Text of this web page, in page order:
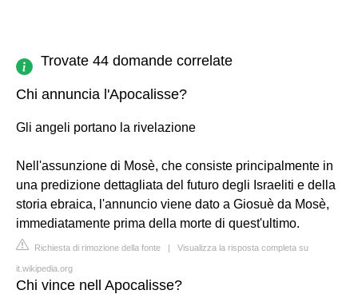
Trovate 44 domande correlate
Chi annuncia l'Apocalisse?
Gli angeli portano la rivelazione
Nell'assunzione di Mosè, che consiste principalmente in
una predizione dettagliata del futuro degli Israeliti e della
storia ebraica, l'annuncio viene dato a Giosuè da Mosè,
immediatamente prima della morte di quest'ultimo.
Richiesta di rimozione della fonte | Visualizza la risposta completa su
it.wikipedia.org
Chi vince nell Apocalisse?